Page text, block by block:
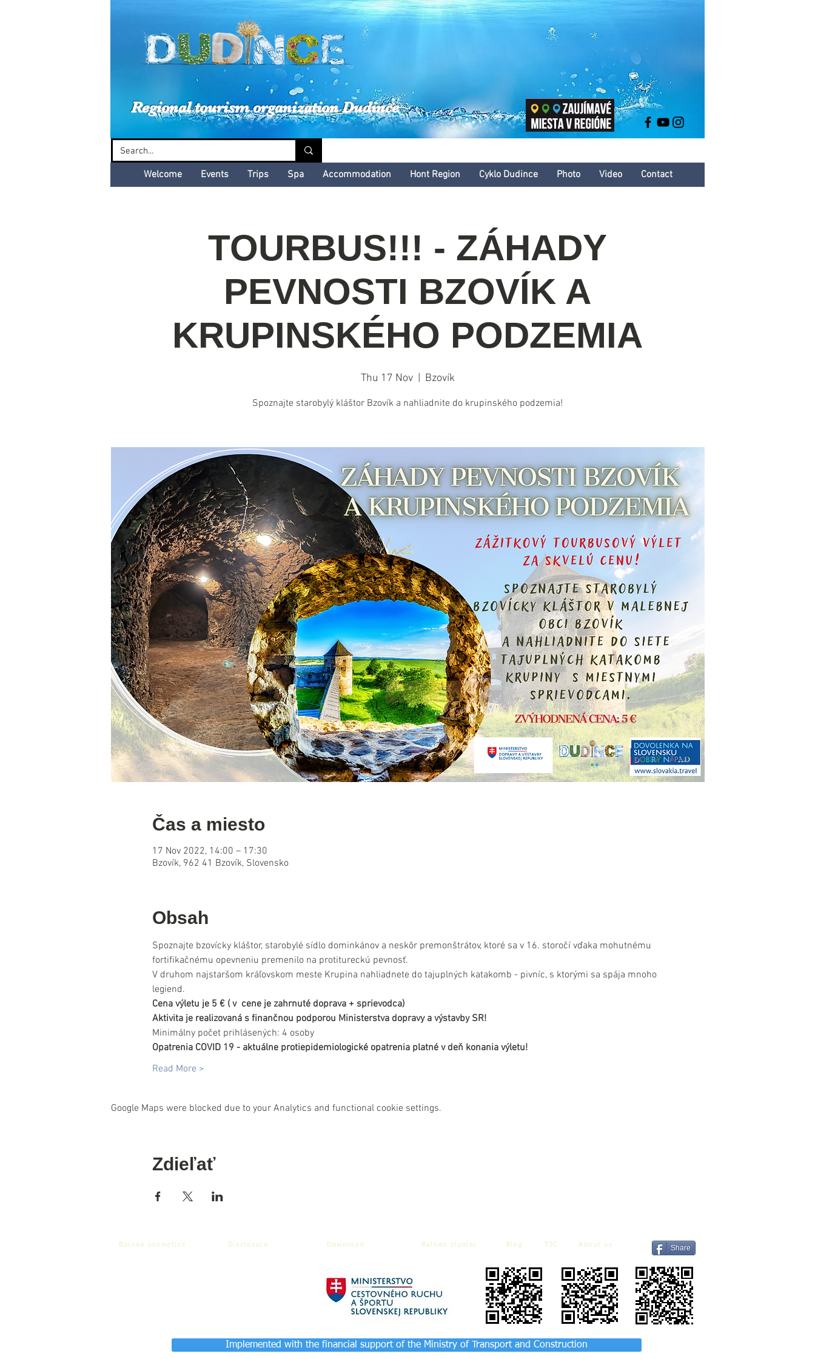
Dudinské kultúrne leto
Regional tourism organization Dudince
Welcome Events Trips Spa Accommodation Hont Region Cyklo Dudince Photo Video Contact
TOURBUS!!! - ZÁHADY
PEVNOSTI BZOVÍK A
KRUPINSKÉHO PODZEMIA
Thu 17 Nov
  |
Bzovík
Čas a miesto
17 Nov 2022, 14:00 – 17:30
Bzovík, 962 41 Bzovík, Slovensko
Obsah
Spoznajte bzovícky kláštor, starobylé sídlo dominkánov a neskôr premonštrátov, ktoré sa v 16. storočí vďaka mohutnému
fortifikačnému opevneniu premenilo na protitureckú pevnosť.
V druhom najstaršom kráľovskom meste Krupina nahliadnete do tajuplných katakomb - pivníc, s ktorými sa spája mnoho
legiend.
Cena výletu je 5 € ( v  cene je zahrnuté doprava + sprievodca)
Aktivita je realizovaná s finančnou podporou Ministerstva dopravy a výstavby SR!
Minimálny počet prihlásených: 4 osoby
Opatrenia COVID 19 - aktuálne protiepidemiologické opatrenia platné v deň konania výletu!
Read More >
Google Maps were blocked due to your Analytics and functional cookie settings.
Zdieľať
Balnea cosmetics Disclosure Download Balnea cluster Blog TIC About us Share
Implemented with the financial support of the Ministry of Transport and Construction